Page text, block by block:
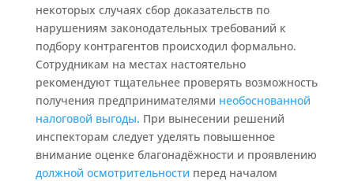
некоторых случаях сбор доказательств по
нарушениям законодательных требований к
подбору контрагентов происходил формально.
Сотрудникам на местах настоятельно
рекомендуют тщательнее проверять возможность
получения предпринимателями необоснованной
налоговой выгоды. При вынесении решений
инспекторам следует уделять повышенное
внимание оценке благонадёжности и проявлению
должной осмотрительности перед началом